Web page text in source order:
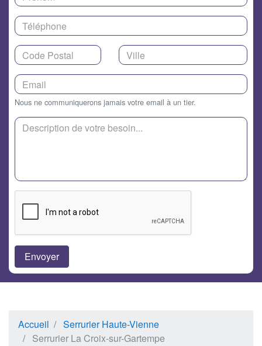
Nous ne communiquerons jamais votre email à un tier.
Accueil
Serrurier Haute-Vienne
Serrurier La Croix-sur-Gartempe